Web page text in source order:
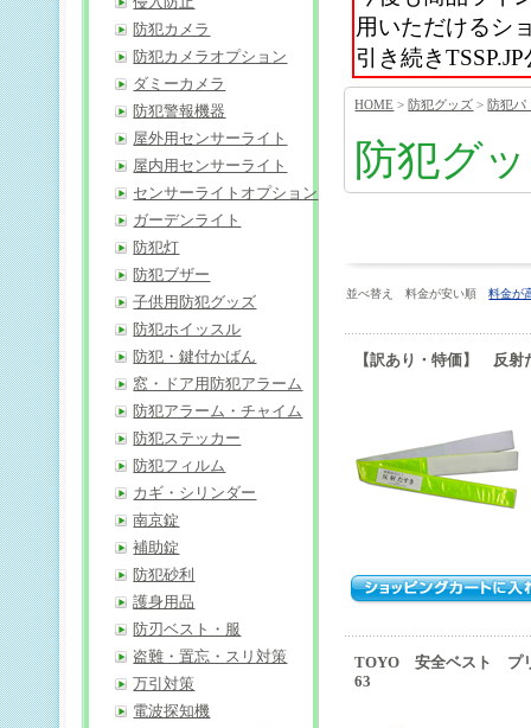
用いただけるシ
引き続き
HOME >防犯グッズ >防犯パ
防犯グ
並べ替え 料金が安い順料金が
【訳あり・特価】 反
TOYO 安全ベスト プ
63
防犯カメラ
防犯カメラオプション
ダミーカメラ
防犯警報機器
屋外用センサーライト
屋内用センサーライト
センサーライトオプション
ガーデンライト
防犯灯
防犯ブザー
子供用防犯グッズ
防犯ホイッスル
防犯・鍵付かばん
窓・ドア用防犯アラーム
防犯アラーム・チャイム
防犯ステッカー
防犯フィルム
カギ・シリンダー
南京錠
補助錠
防犯砂利
護身用品
防刃ベスト・服
盗難・置忘・スリ対策
万引対策
電波探知機